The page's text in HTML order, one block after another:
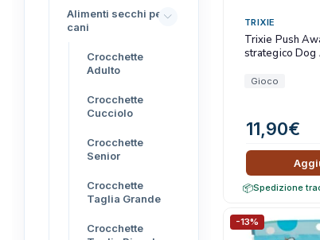
TropiClean
Gemon
TRIXIE
Trixie Push
strategico Dog
Gioco
11,90€
Spedizione
-13%
Alimenti secchi per
cani
Crocchette
Adulto
Crocchette
Cucciolo
Crocchette
Senior
Crocchette
Taglia Grande
Crocchette